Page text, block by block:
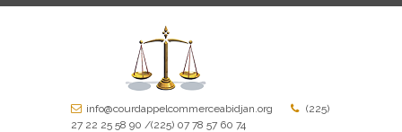
info@courdappelcommerceabidjan.org
(225)
27 22 25 58 90 /(225) 07 78 57 60 74